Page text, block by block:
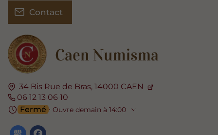
34 Bis Rue de Bras, 14000 CAEN
06 12 13 06 10
Fermé ⋅ Ouvre demain à 14:00
Contact